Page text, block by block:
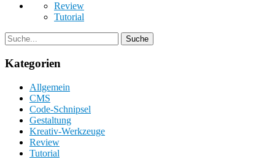
Review
Tutorial
Kategorien
Allgemein
CMS
Code-Schnipsel
Gestaltung
Kreativ-Werkzeuge
Review
Tutorial